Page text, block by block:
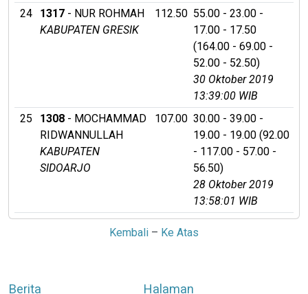
24
1317 - NUR ROHMAH
KABUPATEN GRESIK
112.50 55.00 - 23.00 -
17.00 - 17.50
(164.00 - 69.00 -
52.00 - 52.50)
30 Oktober 2019
13:39:00 WIB
25
1308 - MOCHAMMAD
RIDWANNULLAH
KABUPATEN
SIDOARJO
107.00 30.00 - 39.00 -
19.00 - 19.00 (92.00
- 117.00 - 57.00 -
56.50)
28 Oktober 2019
13:58:01 WIB
Kembali – Ke Atas
Berita Halaman